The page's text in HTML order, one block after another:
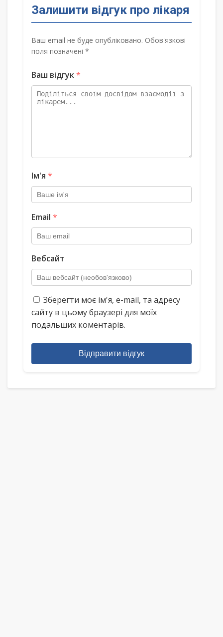
Залишити відгук про лікаря
Ваш email не буде опубліковано. Обов'язкові
поля позначені *
Ваш відгук*
Ім'я *
Email *
Вебсайт
Зберегти моє ім'я, e-mail, та адресу
сайту в цьому браузері для моїх
подальших коментарів.
Відправити відгук